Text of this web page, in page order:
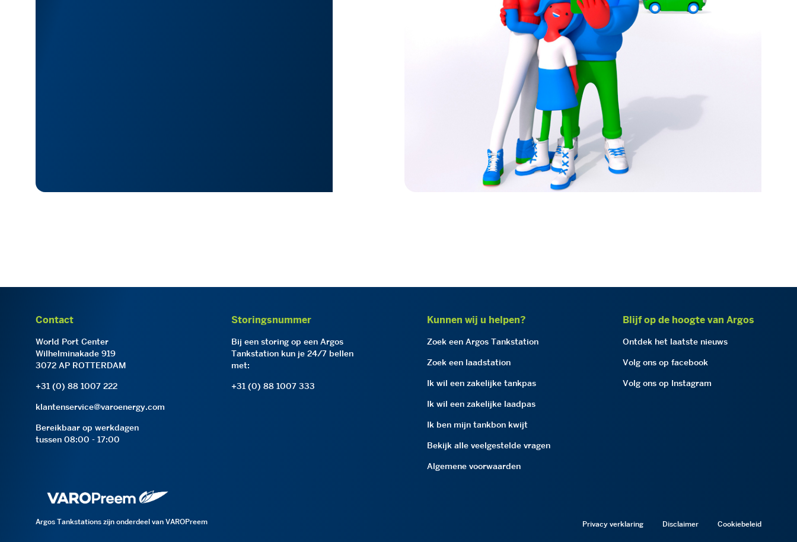
Contact
World Port Center
Wilhelminakade 919
3072 AP ROTTERDAM
+31 (0) 88 1007 222
klantenservice@varoenergy.com
Bereikbaar op werkdagen
tussen 08:00 - 17:00
Storingsnummer
Bij een storing op een Argos
Tankstation kun je 24/7 bellen
met:
+31 (0) 88 1007 333
Kunnen wij u helpen?
Zoek een Argos Tankstation
Zoek een laadstation
Ik wil een zakelijke tankpas
Ik wil een zakelijke laadpas
Ik ben mijn tankbon kwijt
Bekijk alle veelgestelde vragen
Algemene voorwaarden
Blijf op de hoogte van Argos
Ontdek het laatste nieuws
Volg ons op facebook
Volg ons op Instagram
Argos Tankstations zijn onderdeel van VAROPreem Privacy verklaring Disclaimer Cookiebeleid